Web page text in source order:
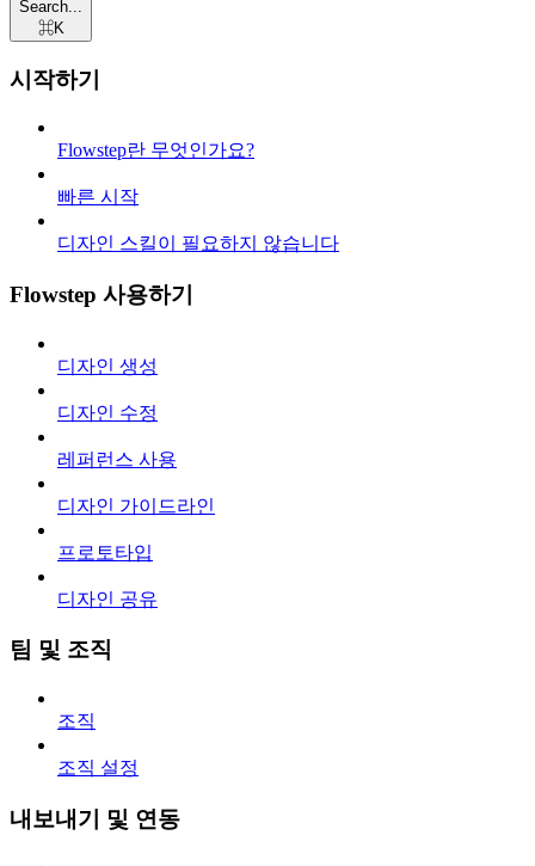
Search...
⌘K
시작하기
Flowstep란 무엇인가요?
빠른 시작
디자인 스킬이 필요하지 않습니다
Flowstep 사용하기
디자인 생성
디자인 수정
레퍼런스 사용
디자인 가이드라인
프로토타입
디자인 공유
팀 및 조직
조직
조직 설정
내보내기 및 연동